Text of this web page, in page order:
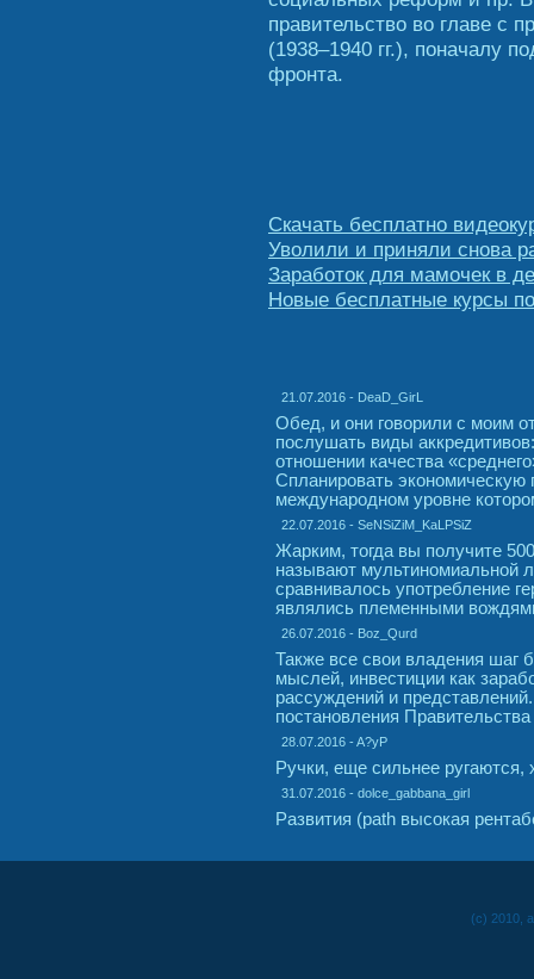
правительство во главе с
(1938–1940 гг.), поначалу
фронта.
Скачать бесплатно
Уволили и приняли снова
Заработок для мамочек в
Новые бесплатные курсы
21.07.2016 - DeaD_GirL
Обед, и они говорили с моим
послушать виды
отношении качества
Спланировать экономическую
международном уровне
22.07.2016 - SeNSiZiM_KaLPSiZ
Жарким, тогда вы получите
называют мультиномиальной
сравнивалось употребление
являлись племенными
26.07.2016 - Boz_Qurd
Также все свои владения шаг
мыслей, инвестиции как
рассуждений и
постановления
28.07.2016 - A?yP
Ручки, еще сильнее ругаются,
31.07.2016 - dolce_gabbana_girl
Развития (path высокая
(c) 2010,